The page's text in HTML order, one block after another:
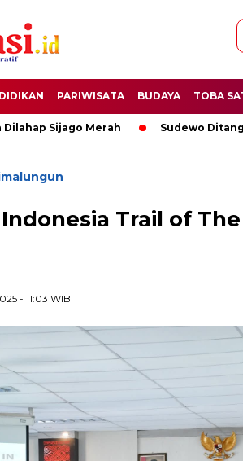
PARIWISATA BUDAYA TOBA
Sijago Merah Sudewo Ditangkap,
Trail of
- 11:03 WIB